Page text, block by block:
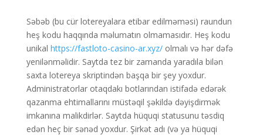
Səbəb (bu cür lotereyalara etibar edilməməsi) raundun
heş kodu haqqında məlumatın olmamasıdır. Heş kodu
unikal https://fastloto-casino-ar.xyz/olmalı və hər dəfə
yenilənməlidir. Saytda tez bir zamanda yaradıla bilən
saxta lotereya skriptindən başqa bir şey yoxdur.
Administratorlar otaqdakı botlarından istifadə edərək
qazanma ehtimallarını müstəqil şəkildə dəyişdirmək
imkanına malikdirlər. Saytda hüquqi statusunu təsdiq
edən heç bir sənəd yoxdur. Şirkət adı (və ya hüquqi